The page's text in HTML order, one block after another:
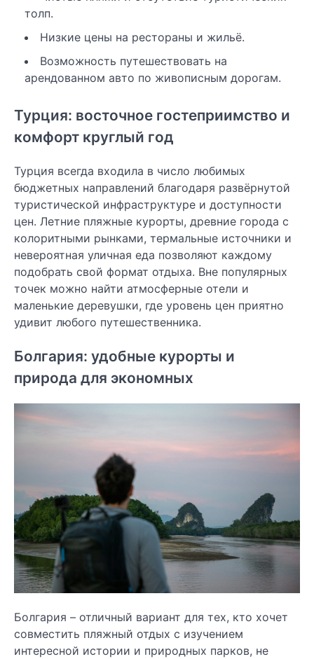
толп.
Низкие цены на рестораны и жильё.
Возможность путешествовать на
арендованном авто по живописным дорогам.
Турция: восточное гостеприимство и
комфорт круглый год
Турция всегда входила в число любимых
бюджетных направлений благодаря развёрнутой
туристической инфраструктуре и доступности
цен. Летние пляжные курорты, древние города с
колоритными рынками, термальные источники и
невероятная уличная еда позволяют каждому
подобрать свой формат отдыха. Вне популярных
точек можно найти атмосферные отели и
маленькие деревушки, где уровень цен приятно
удивит любого путешественника.
Болгария: удобные курорты и
природа для экономных
Болгария – отличный вариант для тех, кто хочет
совместить пляжный отдых с изучением
интересной истории и природных парков, не